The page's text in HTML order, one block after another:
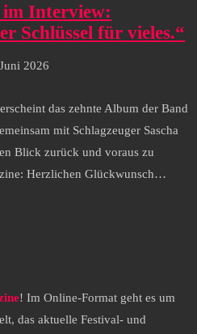
im Interview:
Schlüssel für vieles.“
2026
das zehnte Album der Band
mit Schlagzeuger Sascha
Blick zurück und voraus zu
Herzlichen Glückwunsch…
! Im Online-Format geht es um
das aktuelle Festival- und